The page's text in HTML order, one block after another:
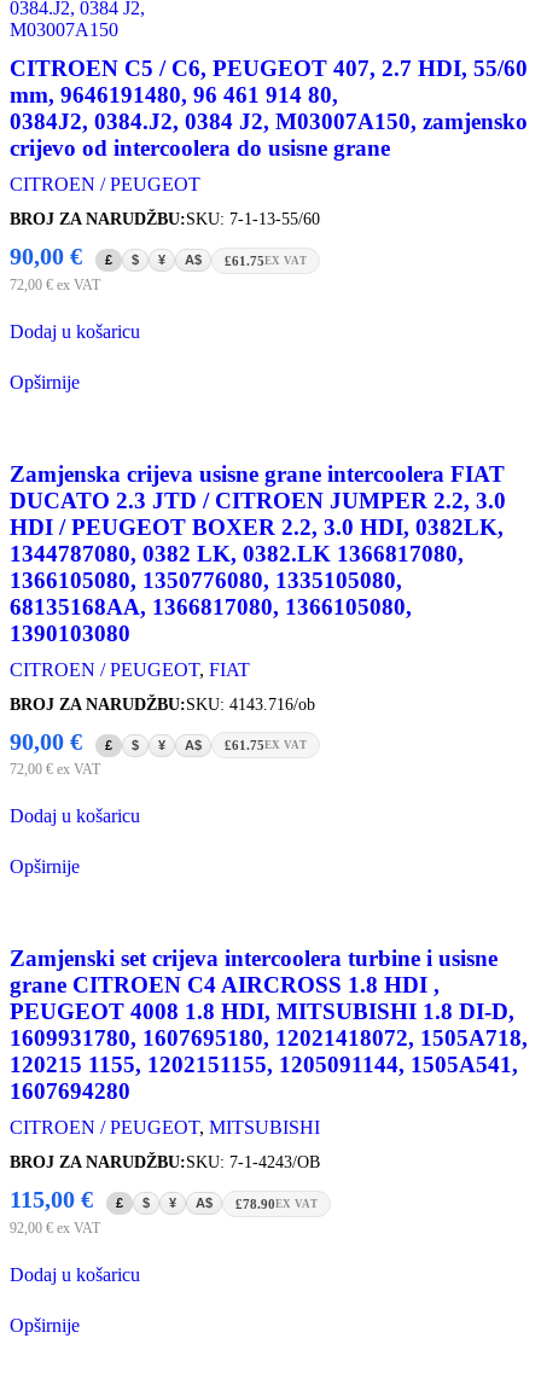
CITROEN C5 / C6, PEUGEOT 407, 2.7 HDI, 55/60
mm, 9646191480, 96 461 914 80,
0384J2, 0384.J2, 0384 J2, M03007A150, zamjensko
crijevo od intercoolera do usisne grane
CITROEN / PEUGEOT
BROJ ZA NARUDŽBU:SKU: 7-1-13-55/60
90,00 € £ $ ¥ A$ £61.75EX VAT
72,00 € ex VAT
Dodaj u košaricu
Opširnije
Zamjenska crijeva usisne grane intercoolera FIAT
DUCATO 2.3 JTD / CITROEN JUMPER 2.2, 3.0
HDI / PEUGEOT BOXER 2.2, 3.0 HDI, 0382LK,
1344787080, 0382 LK, 0382.LK 1366817080,
1366105080, 1350776080, 1335105080,
68135168AA, 1366817080, 1366105080,
1390103080
CITROEN / PEUGEOT, FIAT
BROJ ZA NARUDŽBU:SKU: 4143.716/ob
90,00 € £ $ ¥ A$ £61.75EX VAT
72,00 € ex VAT
Dodaj u košaricu
Opširnije
Zamjenski set crijeva intercoolera turbine i usisne
grane CITROEN C4 AIRCROSS 1.8 HDI ,
PEUGEOT 4008 1.8 HDI, MITSUBISHI 1.8 DI-D,
1609931780, 1607695180, 12021418072, 1505A718,
120215 1155, 1202151155, 1205091144, 1505A541,
1607694280
CITROEN / PEUGEOT, MITSUBISHI
BROJ ZA NARUDŽBU:SKU: 7-1-4243/OB
115,00 € £ $ ¥ A$ £78.90EX VAT
92,00 € ex VAT
Dodaj u košaricu
Opširnije